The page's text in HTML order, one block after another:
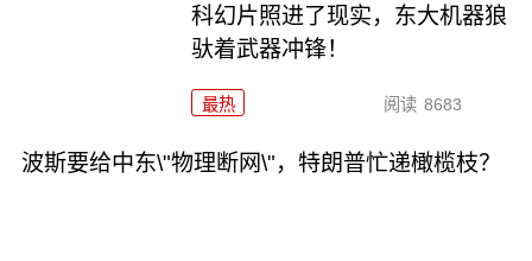
科幻片照进了现实，东大机器狼
驮着武器冲锋！
最热 阅读 8683
波斯要给中东\"物理断网\"，特朗普忙递橄榄枝？